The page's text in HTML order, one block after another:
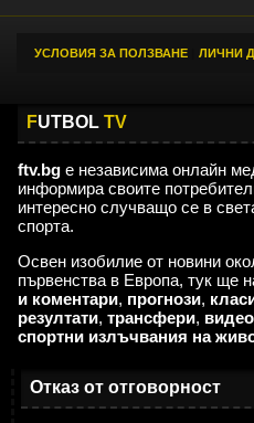
УСЛОВИЯ ЗА ПОЛЗВАНЕ ЛИЧНИ
FUTBOL TV
ftv.bg е независима онлайн
информира своите
интересно случващо се в
спорта.
Освен изобилие от новини
първенства в Европа, тук ще
и коментари, прогнози,
резултати, трансфери,
спортни излъчвания на
Отказ от отговорност